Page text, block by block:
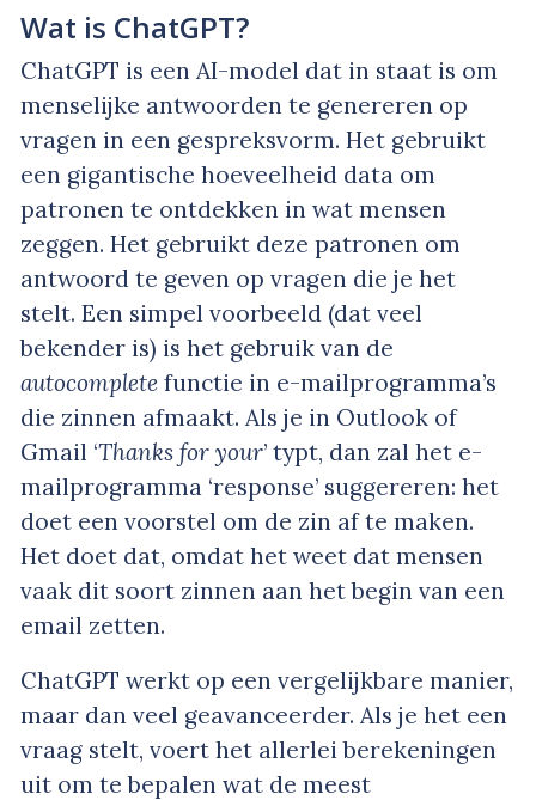
Wat is ChatGPT?
ChatGPT is een AI-model dat in staat is om
menselijke antwoorden te genereren op
vragen in een gespreksvorm. Het gebruikt
een gigantische hoeveelheid data om
patronen te ontdekken in wat mensen
zeggen. Het gebruikt deze patronen om
antwoord te geven op vragen die je het
stelt. Een simpel voorbeeld (dat veel
bekender is) is het gebruik van de
autocomplete functie in e-mailprogramma’s
die zinnen afmaakt. Als je in Outlook of
Gmail ‘Thanks for your’ typt, dan zal het e-
mailprogramma ‘response’ suggereren: het
doet een voorstel om de zin af te maken.
Het doet dat, omdat het weet dat mensen
vaak dit soort zinnen aan het begin van een
email zetten.
ChatGPT werkt op een vergelijkbare manier,
maar dan veel geavanceerder. Als je het een
vraag stelt, voert het allerlei berekeningen
uit om te bepalen wat de meest